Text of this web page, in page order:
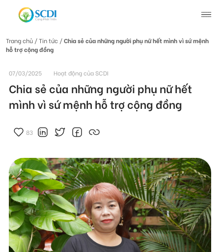
Hoạt động của SCDI
Tin tức chung
Tuyển dụng
Tài liệu
Liên hệ
Trang chủ / Tin tức /Chia sẻ của những người phụ nữ hết mình vì sứ mệnh
hỗ trợ cộng đồng
07/03/2025 Hoạt động của SCDI
Chia sẻ của những người phụ nữ hết
mình vì sứ mệnh hỗ trợ cộng đồng
83